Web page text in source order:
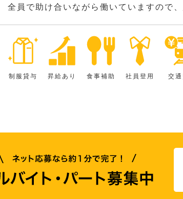
全員で助け合いながら働いていますので
制服貸与 昇給あり 食事補助 社員登用 交通